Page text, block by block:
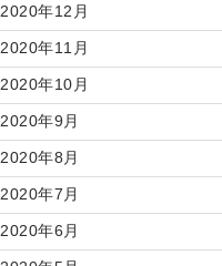
2020年12月
2020年11月
2020年10月
2020年9月
2020年8月
2020年7月
2020年6月